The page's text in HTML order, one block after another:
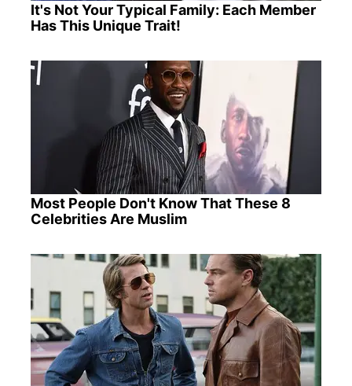
It's Not Your Typical Family: Each Member
Has This Unique Trait!
Most People Don't Know That These 8
Celebrities Are Muslim